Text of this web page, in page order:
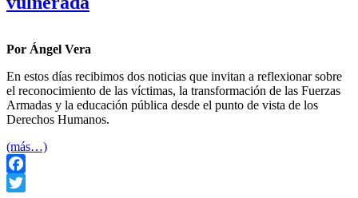
Por Ángel Vera
En estos días recibimos dos noticias que invitan a reflexionar sobre
el reconocimiento de las víctimas, la transformación de las Fuerzas
Armadas y la educación pública desde el punto de vista de los
Derechos Humanos.
(más…)
Facebook